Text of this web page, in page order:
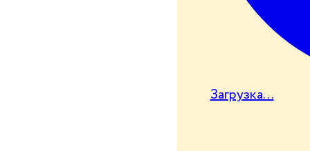
Загрузка...